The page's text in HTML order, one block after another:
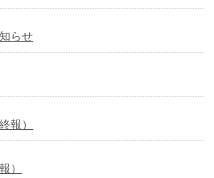
ュレーション
プ
係る勧誘方針
らせ
報）
）